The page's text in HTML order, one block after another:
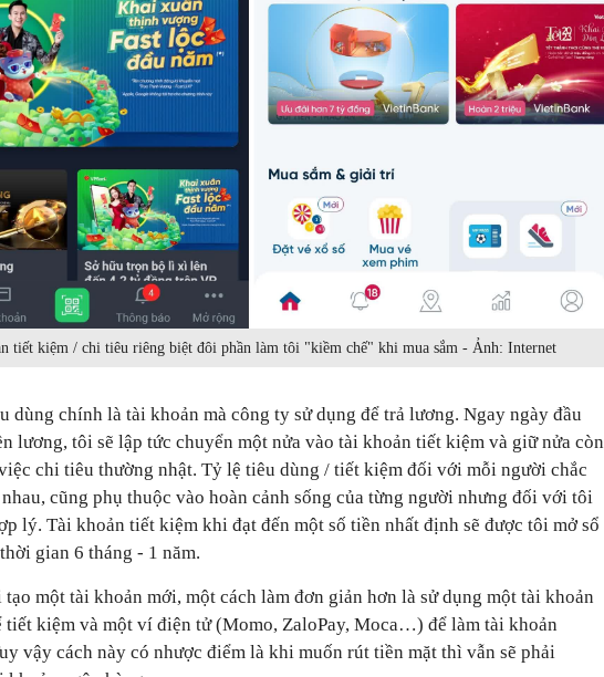
tiết kiệm / chi tiêu riêng biệt đôi phần làm tôi "kiềm chế" khi mua sắm - Ảnh: Internet
dùng chính là tài khoản mà công ty sử dụng để trả lương. Ngay ngày đầu
lương, tôi sẽ lập tức chuyển một nửa vào tài khoản tiết kiệm và giữ nửa còn
chi tiêu thường nhật. Tỷ lệ tiêu dùng / tiết kiệm đối với mỗi người chắc
nhau, cũng phụ thuộc vào hoàn cảnh sống của từng người nhưng đối với tôi
lý. Tài khoản tiết kiệm khi đạt đến một số tiền nhất định sẽ được tôi mở sổ
gian 6 tháng - 1 năm.
tạo một tài khoản mới, một cách làm đơn giản hơn là sử dụng một tài khoản
tiết kiệm và một ví điện tử (Momo, ZaloPay, Moca…) để làm tài khoản
vậy cách này có nhược điểm là khi muốn rút tiền mặt thì vẫn sẽ phải